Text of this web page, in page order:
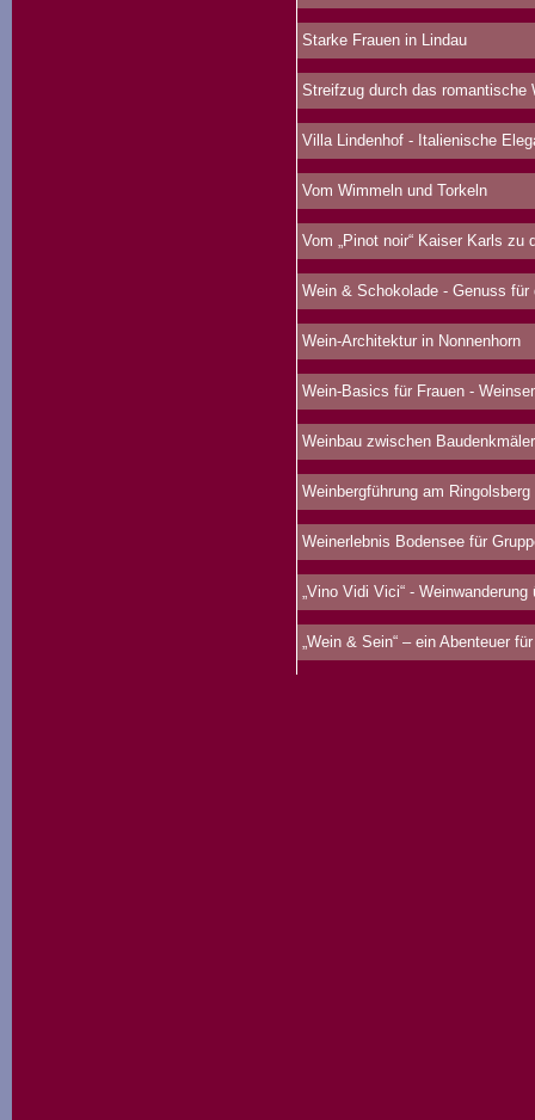
Starke Frauen in Lindau
Streifzug durch das romantische
Villa Lindenhof - Italienische
Vom Wimmeln und Torkeln
Vom „Pinot noir“ Kaiser Karls zu
Wein & Schokolade - Genuss für
Wein-Architektur in Nonnenhorn
Wein-Basics für Frauen -
Weinbau zwischen
Weinbergführung am Ringolsberg
Weinerlebnis Bodensee für
„Vino Vidi Vici“ -
„Wein & Sein“ – ein Abenteuer